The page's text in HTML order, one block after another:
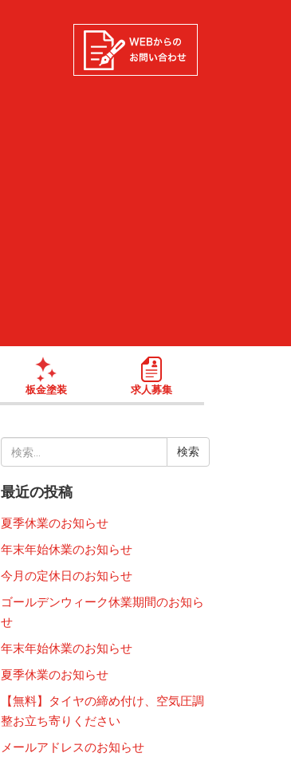
板金塗装 求人募集
索:
最近の投稿
夏季休業のお知らせ
年末年始休業のお知らせ
今月の定休日のお知らせ
ゴールデンウィーク休業期間のお知ら
せ
年末年始休業のお知らせ
夏季休業のお知らせ
【無料】タイヤの締め付け、空気圧調
整お立ち寄りください
メールアドレスのお知らせ